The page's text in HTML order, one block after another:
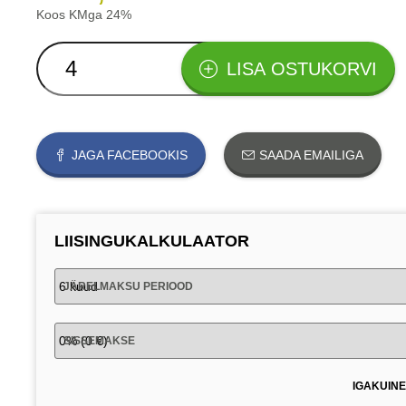
Koos KMga 24%
LISA OSTUKORVI
JAGA FACEBOOKIS SAADA EMAILIGA
LIISINGUKALKULAATOR
JÄRELMAKSU PERIOOD
SISSEMAKSE